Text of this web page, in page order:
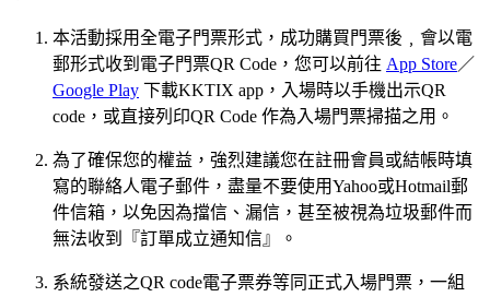
本活動採用全電子門票形式，成功購買門票後﹐會以電
郵形式收到電子門票QR Code，您可以前往 App Store／
Google Play 下載KKTIX app，入場時以手機出示QR
code，或直接列印QR Code 作為入場門票掃描之用。
為了確保您的權益，強烈建議您在註冊會員或結帳時填
寫的聯絡人電子郵件，盡量不要使用Yahoo或Hotmail郵
件信箱，以免因為擋信、漏信，甚至被視為垃圾郵件而
無法收到『訂單成立通知信』。
系統發送之QR code電子票券等同正式入場門票，一組